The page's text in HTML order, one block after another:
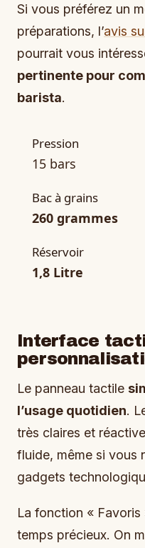
Si vous préférez un
préparations, l’avis
pourrait vous
pertinente pour
barista.
Pression
15 bars
Bac à grains
260 grammes
Réservoir
1,8 Litre
Interface
Le panneau tactile
l’usage quotidien.
très claires et
fluide, même si vous
gadgets
La fonction «
temps précieux. On